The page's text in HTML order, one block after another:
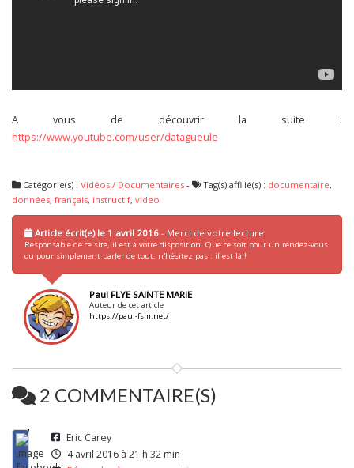
A vous de découvrir la suite :
https://www.youtube.com/user/datagueule
Catégorie(s) :Vidéos / Documentaires - Tag(s) affilié(s) : documentaire,
données, français, instructif, video
Article écrit(e) le 1 avril 2016 - Merci de votre lecture.
Responsable de ce site, il est à votre disposition. Que ce soit pour un rendez-vous
ou pour simplement parler de tout, n'hésitez pas : il est là !
Paul FLYE SAINTE MARIE
Auteur de cet article
https://paul-fsm.net/
2 COMMENTAIRE(S)
Eric Carey
4 avril 2016 à 21 h 32 min